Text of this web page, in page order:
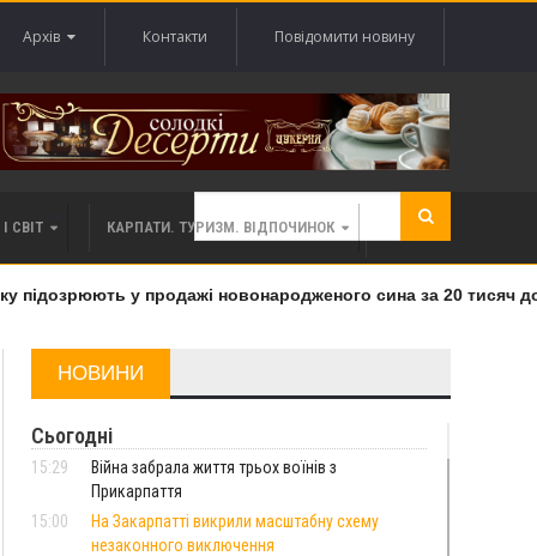
Архів Контакти Повідомити новину
СВІТ КАРПАТИ. ТУРИЗМ. ВІДПОЧИНОК
підозрюють у продажі новонародженого сина за 20 тисяч
НОВИНИ
Сьогодні
15:29
Війна забрала життя трьох воїнів з
Прикарпаття
15:00
На Закарпатті викрили масштабну схему
незаконного виключення